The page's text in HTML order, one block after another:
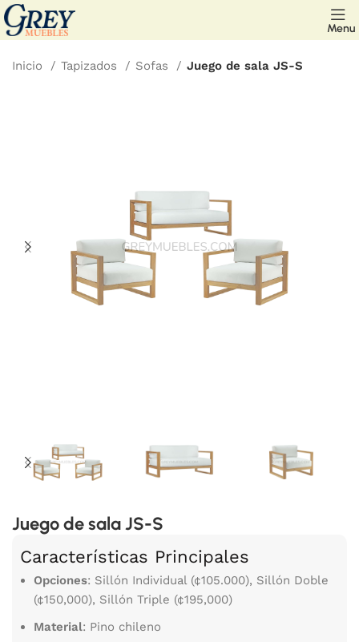
Menu
Inicio Tapizados Sofas Juego de sala JS-S
Juego de sala JS-S
Características Principales
Opciones: Sillón Individual (¢105.000), Sillón Doble
(¢150,000), Sillón Triple (¢195,000)
Material: Pino chileno